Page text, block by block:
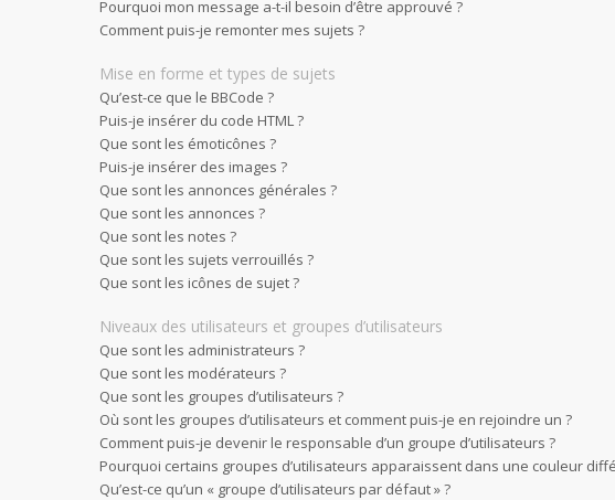
Pourquoi mon message a-t-il besoin d’être approuvé ?
Comment puis-je remonter mes sujets ?
Mise en forme et types de sujets
Qu’est-ce que le BBCode ?
Puis-je insérer du code HTML ?
Que sont les émoticônes ?
Puis-je insérer des images ?
Que sont les annonces générales ?
Que sont les annonces ?
Que sont les notes ?
Que sont les sujets verrouillés ?
Que sont les icônes de sujet ?
Niveaux des utilisateurs et groupes d’utilisateurs
Que sont les administrateurs ?
Que sont les modérateurs ?
Que sont les groupes d’utilisateurs ?
Où sont les groupes d’utilisateurs et comment puis-je en rejoindre un ?
Comment puis-je devenir le responsable d’un groupe d’utilisateurs ?
Pourquoi certains groupes d’utilisateurs apparaissent dans une couleur
Qu’est-ce qu’un « groupe d’utilisateurs par défaut » ?